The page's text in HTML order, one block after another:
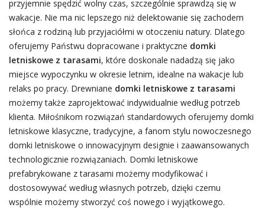
przyjemnie spędzić wolny czas, szczególnie sprawdzą się w
wakacje. Nie ma nic lepszego niż delektowanie się zachodem
słońca z rodziną lub przyjaciółmi w otoczeniu natury. Dlatego
oferujemy Państwu dopracowane i praktyczne domki
letniskowe z tarasami, które doskonale nadadzą się jako
miejsce wypoczynku w okresie letnim, idealne na wakacje lub
relaks po pracy. Drewniane domki letniskowe z tarasami
możemy także zaprojektować indywidualnie według potrzeb
klienta. Miłośnikom rozwiązań standardowych oferujemy domki
letniskowe klasyczne, tradycyjne, a fanom stylu nowoczesnego
domki letniskowe o innowacyjnym designie i zaawansowanych
technologicznie rozwiązaniach. Domki letniskowe
prefabrykowane z tarasami możemy modyfikować i
dostosowywać według własnych potrzeb, dzięki czemu
wspólnie możemy stworzyć coś nowego i wyjątkowego.